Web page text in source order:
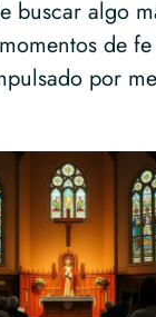
buscar algo
de
por